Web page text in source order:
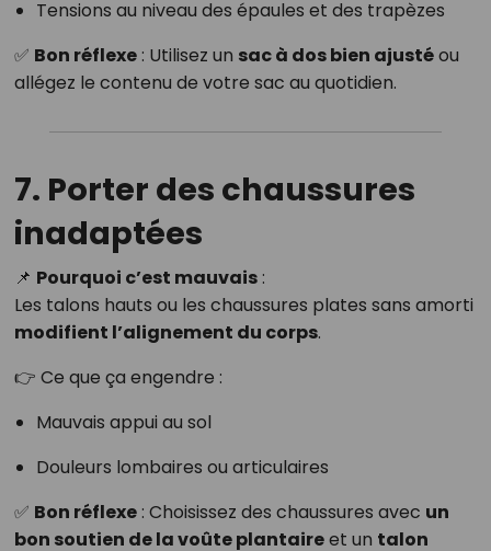
Tensions au niveau des épaules et des trapèzes
✅ Bon réflexe: Utilisez un sac à dos bien ajustéou
allégez le contenu de votre sac au quotidien.
7. Porter des chaussures
inadaptées
📌 Pourquoi c’est mauvais:
Les talons hauts ou les chaussures plates sans amorti
modifient l’alignement du corps.
👉 Ce que ça engendre :
Mauvais appui au sol
Douleurs lombaires ou articulaires
✅ Bon réflexe: Choisissez des chaussures avec un
bon soutien de la voûte plantaireet un talon